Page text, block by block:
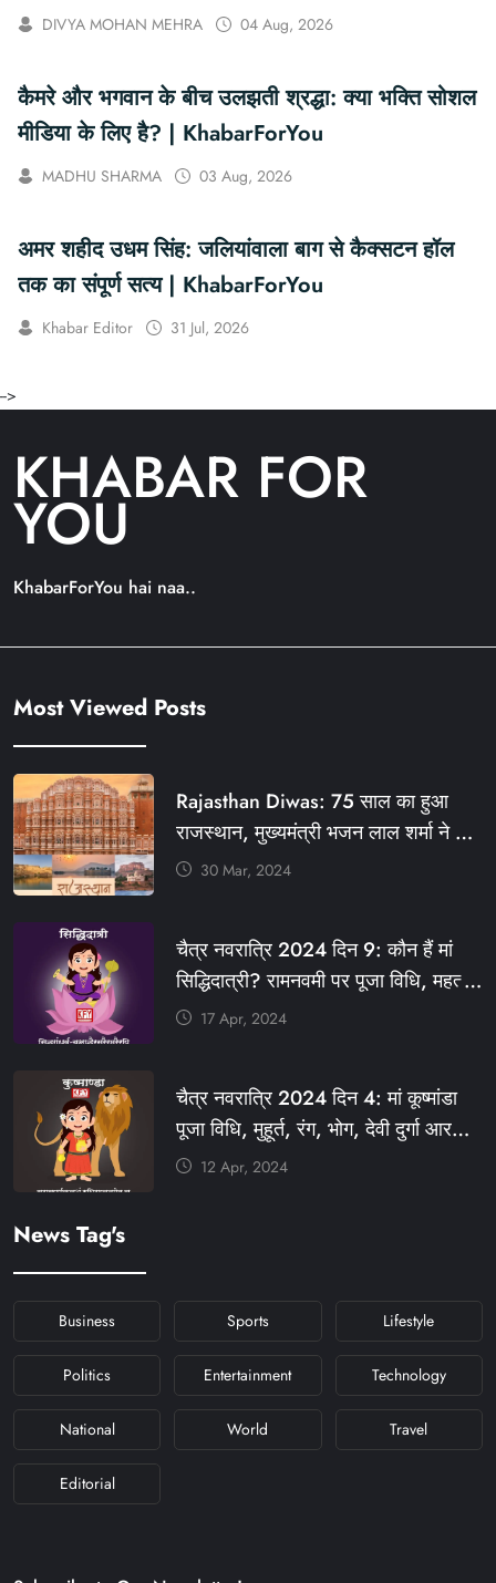
YouDIVYA MOHAN MEHRA 04 Aug, 2026
कैमरे और भगवान के बीच उलझती श्रद्धा: क्या भक्ति सोशल
मीडिया के लिए है? | KhabarForYou
MADHU SHARMA 03 Aug, 2026
अमर शहीद उधम सिंह: जलियांवाला बाग से कैक्सटन हॉल
तक का संपूर्ण सत्य | KhabarForYou
Khabar Editor 31 Jul, 2026
-->
KHABAR FOR
YOU
KhabarForYou hai naa..
Most Viewed Posts
Rajasthan Diwas: 75 साल का हुआ
राजस्थान, मुख्यमंत्री भजन लाल शर्मा ने दी
बधाई, आज फ्री रहेंगी ये सेवाएं
#KHABARFORYOU #KFYNEWS
#KFYSOCIAL
30 Mar, 2024
चैत्र नवरात्रि 2024 दिन 9: कौन हैं मां
सिद्धिदात्री? रामनवमी पर पूजा विधि, महत्व,
रंग, प्रसाद #KFY #KFYNEWS
#NAVRATRIDAY
17 Apr, 2024
चैत्र नवरात्रि 2024 दिन 4: मां कूष्मांडा
पूजा विधि, मुहूर्त, रंग, भोग, देवी दुर्गा आरती
और मंत्र #KFY #KFYNEWS
12 Apr, 2024
News Tag's
Business Sports Lifestyle
Politics Entertainment Technology
National World Travel
Editorial